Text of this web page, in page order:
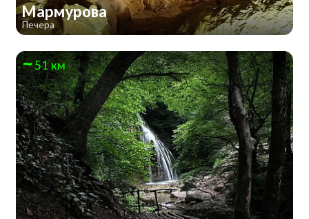
Мармурова
Печера
51 км